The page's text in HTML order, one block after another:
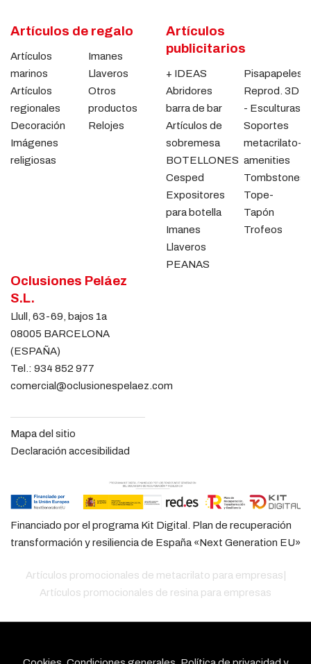
Artículos de regalo
Artículos
marinos
Artículos
regionales
Decoración
Imágenes
religiosas
Imanes
Llaveros
Otros
productos
Relojes
Artículos
publicitarios
+ IDEAS
Abridores
barra de bar
Artículos de
sobremesa
BOTELLONES
Cesped
Expositores
para botella
Imanes
Llaveros
PEANAS
Pisapapeles
Reprod. 3D
- Esculturas
Soportes
metacrilato-
amenities
Tombstones
Tope-
Tapón
Trofeos
Oclusiones Peláez
S.L.
Llull, 63-69, bajos 1a
08005 BARCELONA
(ESPAÑA)
Tel.: 934 852 977
comercial@oclusionespelaez.com
Mapa del sitio
Declaración accesibilidad
Financiado por el programa Kit Digital. Plan de recuperación
transformación y resiliencia de España «Next Generation EU»
Artículos promocionales de metacrilato para empresas|
Artículos promocionales de resina para empresas